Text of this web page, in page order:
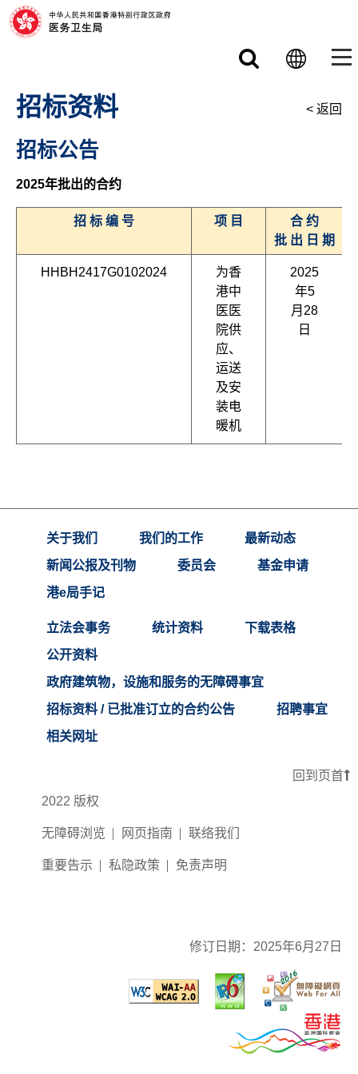
跳至主要内容
招标资料
招标公告
< 返回
2025年批出的合约
招 标 编 号 项 目
合 约
批 出 日 期
HHBH2417G0102024
为香
港中
医医
院供
应、
运送
及安
装电
暖机
2025
年5
月28
日
关于我们 我们的工作
最新动态
新闻公报及刊物
委员会
基金申请
港e局手记
立法会事务 统计资料
下载表格
公开资料
政府建筑物，设施和服务的无障碍事宜
招标资料 / 已批准订立的合约公告
招聘事宜
相关网址
回到页首
2022 版权
无障碍浏览 网页指南 联络我们
重要告示 私隐政策 免责声明
修订日期： 2025年6月27日